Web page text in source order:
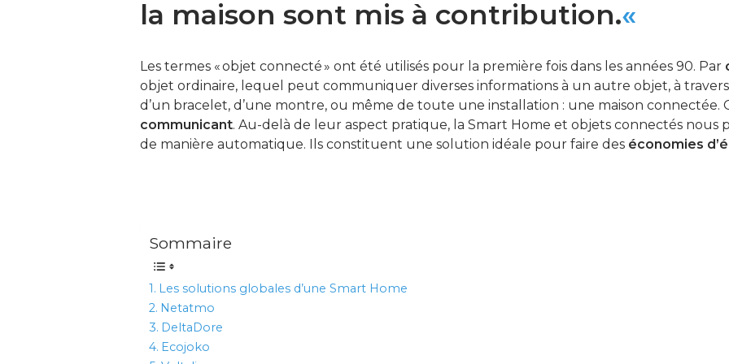
la maison sont mis à contribution.«
Les termes « objet connecté » ont été utilisés pour la première fois dans les années 90. Par
objet ordinaire, lequel peut communiquer diverses informations à un autre objet, à
d’un bracelet, d’une montre, ou même de toute une installation : une maison connectée.
communicant. Au-delà de leur aspect pratique, la Smart Home et objets connectés
de manière automatique. Ils constituent une solution idéale pour faire des économies
Sommaire
Les solutions globales d’une Smart Home
Netatmo
DeltaDore
Ecojoko